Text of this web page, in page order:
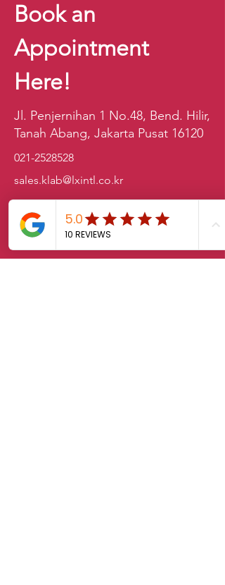
Book an
Appointment
Here!
Jl. Penjernihan 1 No.48, Bend. Hilir,
Tanah Abang, Jakarta Pusat 16120
021-2528528
sales.klab@lxintl.co.kr